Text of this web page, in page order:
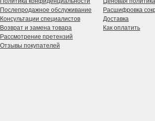
Послепродажное обслуживание
Консультации специалистов
Возврат и замена товара
Рассмотрение претензий
Отзывы покупателей
Расшифровка
Доставка
Как оплатить